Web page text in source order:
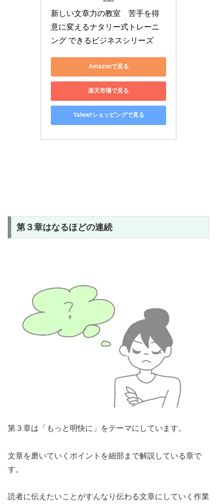
新しい文章力の教室　苦手を得
意に変えるナタリー式トレーニ
ング できるビジネスシリーズ
Amazonで見る
楽天市場で見る
Yahoo!ショッピングで見る
第３章はなるほどの連続
第３章は「もっと明快に」をテーマにしています。
文章を磨いていくポイントを細部まで解説している章で
す。
読者に伝えたいことがすんなり伝わる文章にしていく作業